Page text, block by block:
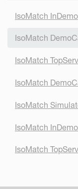
IsoMatch InDemo
IsoMatch
IsoMatch
IsoMatch
IsoMatch
IsoMatch
IsoMatch